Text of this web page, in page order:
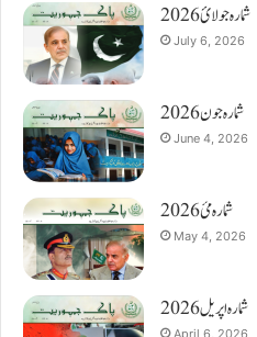
شمارہ جولائ 2026
July 6, 2026
شمارہ جون 2026
June 4, 2026
شمارہ مئ 2026
May 4, 2026
شمارہ اپریل 2026
April 6, 2026